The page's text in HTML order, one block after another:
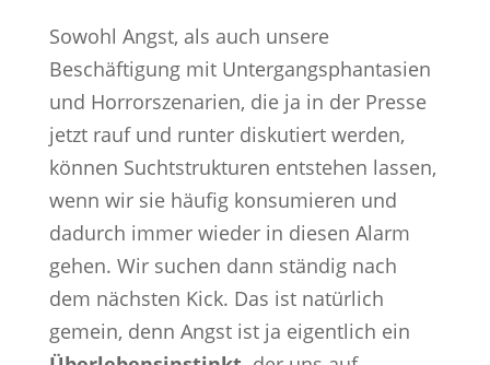
Sowohl Angst, als auch unsere
Beschäftigung mit Untergangsphantasien
und Horrorszenarien, die ja in der Presse
jetzt rauf und runter diskutiert werden,
können Suchtstrukturen entstehen lassen,
wenn wir sie häufig konsumieren und
dadurch immer wieder in diesen Alarm
gehen. Wir suchen dann ständig nach
dem nächsten Kick. Das ist natürlich
gemein, denn Angst ist ja eigentlich ein